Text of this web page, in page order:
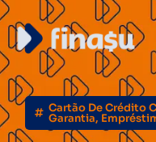
Cartão De Crédito
Garantia,